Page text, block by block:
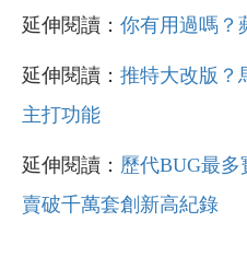
延伸閱讀： 你有用過嗎？
延伸閱讀： 推特大改版？
主打功能
延伸閱讀： 歷代BUG最
賣破千萬套創新高紀錄